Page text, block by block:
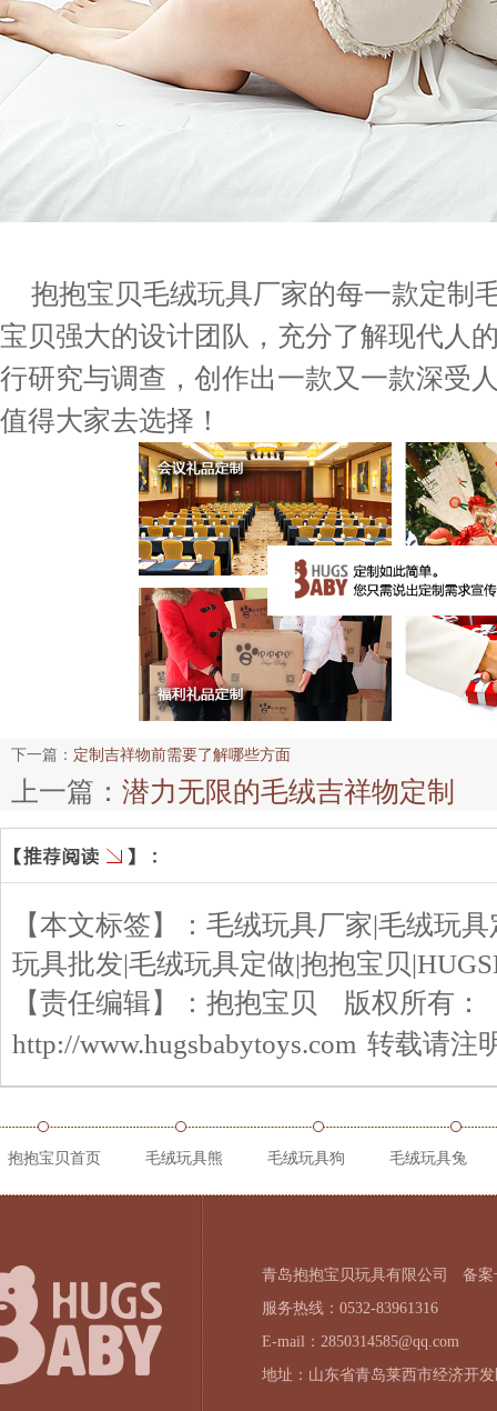
抱抱宝贝毛绒玩具厂家的每一款定制
宝贝强大的设计团队，充分了解现代人
行研究与调查，创作出一款又一款深受
值得大家去选择！
下一篇： 定制吉祥物前需要了解哪些方面
上一篇： 潜力无限的毛绒吉祥物定制
【本文标签】： 毛绒玩具厂家|毛绒玩
玩具批发|毛绒玩具定做|抱抱宝贝
【责任编辑】： 抱抱宝贝
版权所有：
http://www.hugsbabytoys.com 转载请注
抱抱宝贝首页 毛绒玩具熊 毛绒玩具狗 毛绒玩具兔
青岛抱抱宝贝玩具有限公司
备案
服务热线：0532-83961316
E-mail：2850314585@qq.com
地址：山东省青岛莱西市经济开